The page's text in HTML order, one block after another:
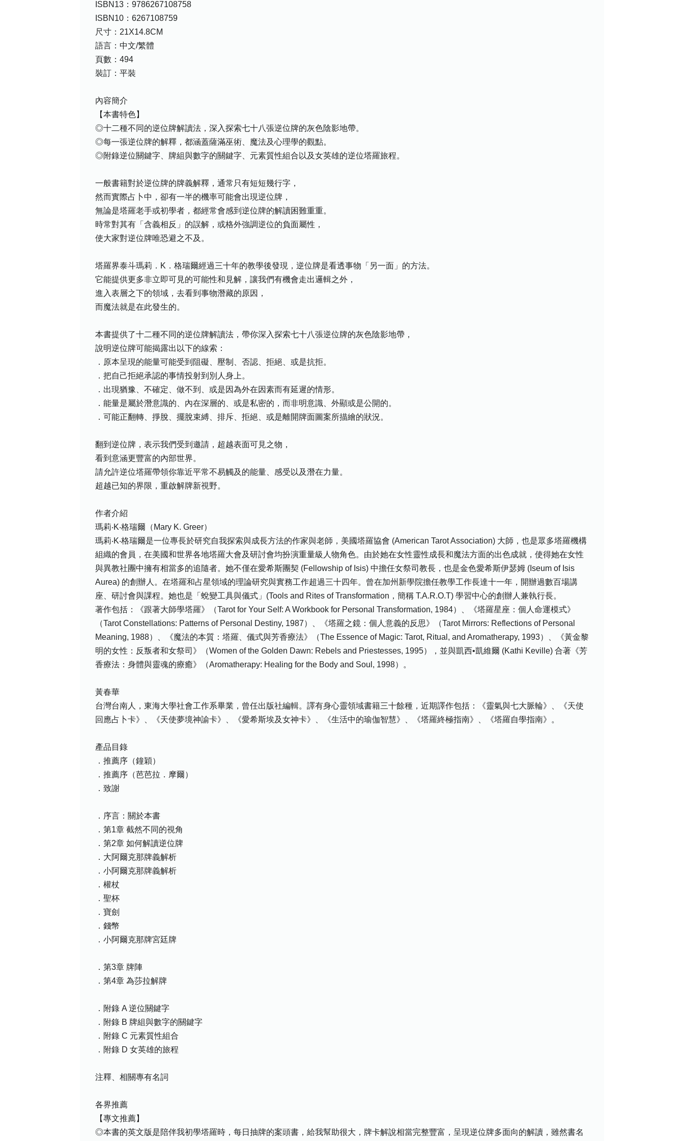
ISBN13：9786267108758
ISBN10：6267108759
尺寸：21X14.8CM
語言：中文/繁體
頁數：494
裝訂：平裝
內容簡介
【本書特色】
◎十二種不同的逆位牌解讀法，深入探索七十八張逆位牌的灰色陰影地帶。
◎每一張逆位牌的解釋，都涵蓋薩滿巫術、魔法及心理學的觀點。
◎附錄逆位關鍵字、牌組與數字的關鍵字、元素質性組合以及女英雄的逆位塔羅旅程。
一般書籍對於逆位牌的牌義解釋，通常只有短短幾行字，
然而實際占卜中，卻有一半的機率可能會出現逆位牌，
無論是塔羅老手或初學者，都經常會感到逆位牌的解讀困難重重。
時常對其有「含義相反」的誤解，或格外強調逆位的負面屬性，
使大家對逆位牌唯恐避之不及。
塔羅界泰斗瑪莉．K．格瑞爾經過三十年的教學後發現，逆位牌是看透事物「另一面」的方法。
它能提供更多非立即可見的可能性和見解，讓我們有機會走出邏輯之外，
進入表層之下的領域，去看到事物潛藏的原因，
而魔法就是在此發生的。
本書提供了十二種不同的逆位牌解讀法，帶你深入探索七十八張逆位牌的灰色陰影地帶，
說明逆位牌可能揭露出以下的線索：
．原本呈現的能量可能受到阻礙、壓制、否認、拒絕、或是抗拒。
．把自己拒絕承認的事情投射到別人身上。
．出現猶豫、不確定、做不到、或是因為外在因素而有延遲的情形。
．能量是屬於潛意識的、內在深層的、或是私密的，而非明意識、外顯或是公開的。
．可能正翻轉、掙脫、擺脫束縛、排斥、拒絕、或是離開牌面圖案所描繪的狀況。
翻到逆位牌，表示我們受到邀請，超越表面可見之物，
看到意涵更豐富的內部世界。
請允許逆位塔羅帶領你靠近平常不易觸及的能量、感受以及潛在力量。
超越已知的界限，重啟解牌新視野。
作者介紹
瑪莉‧K‧格瑞爾（Mary K. Greer）
瑪莉‧K‧格瑞爾是一位專長於研究自我探索與成長方法的作家與老師，美國塔羅協會 (American Tarot Association) 大師，也是眾多塔羅機構
組織的會員，在美國和世界各地塔羅大會及研討會均扮演重量級人物角色。由於她在女性靈性成長和魔法方面的出色成就，使得她在女性
與異教社團中擁有相當多的追隨者。她不僅在愛希斯團契 (Fellowship of Isis) 中擔任女祭司教長，也是金色愛希斯伊瑟姆 (Iseum of Isis
Aurea) 的創辦人。在塔羅和占星領域的理論研究與實務工作超過三十四年。曾在加州新學院擔任教學工作長達十一年，開辦過數百場講
座、研討會與課程。她也是「蛻變工具與儀式」(Tools and Rites of Transformation，簡稱 T.A.R.O.T) 學習中心的創辦人兼執行長。
著作包括：《跟著大師學塔羅》（Tarot for Your Self: A Workbook for Personal Transformation, 1984）、《塔羅星座：個人命運模式》
（Tarot Constellations: Patterns of Personal Destiny, 1987）、《塔羅之鏡：個人意義的反思》（Tarot Mirrors: Reflections of Personal
Meaning, 1988）、《魔法的本質：塔羅、儀式與芳香療法》（The Essence of Magic: Tarot, Ritual, and Aromatherapy, 1993）、《黃金黎
明的女性：反叛者和女祭司》（Women of the Golden Dawn: Rebels and Priestesses, 1995），並與凱西•凱維爾 (Kathi Keville) 合著《芳
香療法：身體與靈魂的療癒》（Aromatherapy: Healing for the Body and Soul, 1998）。
黃春華
台灣台南人，東海大學社會工作系畢業，曾任出版社編輯。譯有身心靈領域書籍三十餘種，近期譯作包括：《靈氣與七大脈輪》、《天使
回應占卜卡》、《天使夢境神諭卡》、《愛希斯埃及女神卡》、《生活中的瑜伽智慧》、《塔羅終極指南》、《塔羅自學指南》。
產品目錄
．推薦序（鐘穎）
．推薦序（芭芭拉．摩爾）
．致謝
．序言：關於本書
．第1章 截然不同的視角
．第2章 如何解讀逆位牌
．大阿爾克那牌義解析
．小阿爾克那牌義解析
．權杖
．聖杯
．寶劍
．錢幣
．小阿爾克那牌宮廷牌
．第3章 牌陣
．第4章 為莎拉解牌
．附錄 A 逆位關鍵字
．附錄 B 牌組與數字的關鍵字
．附錄 C 元素質性組合
．附錄 D 女英雄的旅程
注釋、相關專有名詞
各界推薦
【專文推薦】
◎本書的英文版是陪伴我初學塔羅時，每日抽牌的案頭書，給我幫助很大，牌卡解說相當完整豐富，呈現逆位牌多面向的解讀，雖然書名